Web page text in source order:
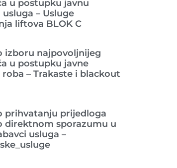
u postupku javnu
– Usluge
liftova BLOK C
izboru najpovoljnijeg
u postupku javne
roba – Trakaste i blackout
prihvatanju prijedloga
direktnom sporazumu u
usluga –